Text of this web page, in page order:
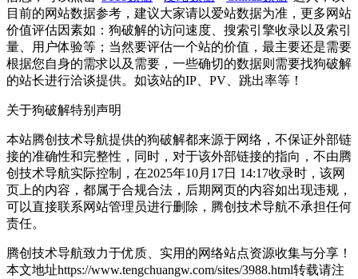
目前的网站数据参考，建议大家请以爱站数据为准，更多网站
价值评估因素如：狗破解的访问速度、搜索引擎收录以及索引
量、用户体验等；当然要评估一个站的价值，最主要还是需要
根据您自身的需求以及需要，一些确切的数据则需要找狗破解
的站长进行洽谈提供。如该站的IP、PV、跳出率等！
关于狗破解特别声明
本站腾创技术导航提供的狗破解都来源于网络，不保证外部链
接的准确性和完整性，同时，对于该外部链接的指向，不由腾
创技术导航实际控制，在2025年10月17日 14:17收录时，该网
页上的内容，都属于合规合法，后期网页的内容如出现违规，
可以直接联系网站管理员进行删除，腾创技术导航不承担任何
责任。
腾创技术导航致力于优质、实用的网络站点资源收集与分享！
本文地址https://www.tengchuangw.com/sites/3988.html转载请注